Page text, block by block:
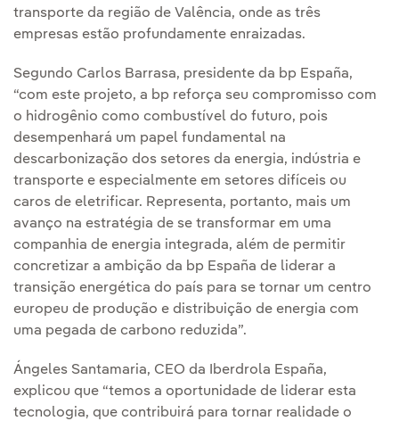
transporte da região de Valência, onde as três
empresas estão profundamente enraizadas.
Segundo Carlos Barrasa, presidente da bp España,
“com este projeto, a bp reforça seu compromisso com
o hidrogênio como combustível do futuro, pois
desempenhará um papel fundamental na
descarbonização dos setores da energia, indústria e
transporte e especialmente em setores difíceis ou
caros de eletrificar. Representa, portanto, mais um
avanço na estratégia de se transformar em uma
companhia de energia integrada, além de permitir
concretizar a ambição da bp España de liderar a
transição energética do país para se tornar um centro
europeu de produção e distribuição de energia com
uma pegada de carbono reduzida”.
Ángeles Santamaria, CEO da Iberdrola España,
explicou que “temos a oportunidade de liderar esta
tecnologia, que contribuirá para tornar realidade o